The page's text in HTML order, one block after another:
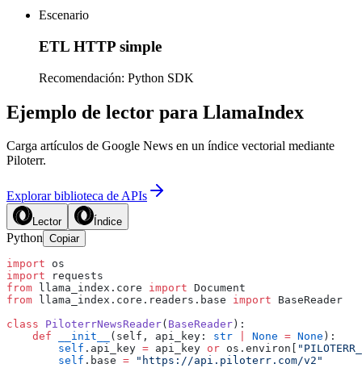
Escenario
ETL HTTP simple
Recomendación: Python SDK
Ejemplo de lector para LlamaIndex
Carga artículos de Google News en un índice vectorial mediante
Piloterr.
Explorar biblioteca de APIs
Lector Índice
Python Copiar
import os
import requests
from llama_index.core import Document
from llama_index.core.readers.base import BaseReader
class PiloterrNewsReader( BaseReader ):
    def
__init__ (self, api_key: str None = None ):
        self
.api_key = api_key or os.environ[
        self
.base = "https://api.piloterr.com/v2"